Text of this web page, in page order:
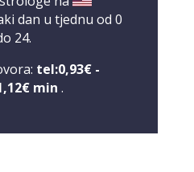
dan u tjednu od 0
24.
tel:0,93€ -
min .